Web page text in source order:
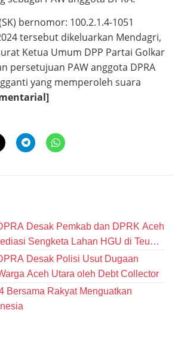
bernomor: 100.2.1.4-1051
tersebut dikeluarkan Mendagri,
Ketua Umum DPP Partai Golkar
persetujuan PAW anggota DPRA
yang memperoleh suara
Desak Pemkab dan DPRK Aceh
Sengketa Lahan HGU di Teupin
Desak Polisi Usut Dugaan
Aceh Utara oleh Debt Collector
Bersama Rakyat Menguatkan